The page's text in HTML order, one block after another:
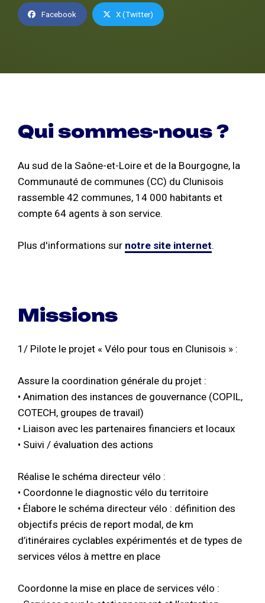
Facebook X (Twitter)
Qui sommes-nous ?
Au sud de la Saône-et-Loire et de la Bourgogne, la
Communauté de communes (CC) du Clunisois
rassemble 42 communes, 14 000 habitants et
compte 64 agents à son service.
Plus d'informations sur notre site internet.
Missions
1/ Pilote le projet « Vélo pour tous en Clunisois » :
Assure la coordination générale du projet :
• Animation des instances de gouvernance (COPIL,
COTECH, groupes de travail)
• Liaison avec les partenaires financiers et locaux
• Suivi / évaluation des actions
Réalise le schéma directeur vélo :
• Coordonne le diagnostic vélo du territoire
• Élabore le schéma directeur vélo : définition des
objectifs précis de report modal, de km
d’itinéraires cyclables expérimentés et de types de
services vélos à mettre en place
Coordonne la mise en place de services vélo :